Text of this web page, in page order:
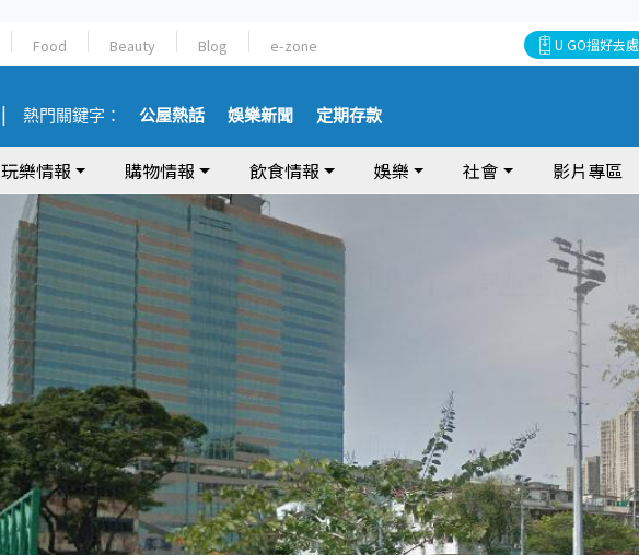
Food Beauty Blog e-zone U GO搵好去處
熱門關鍵字： 公屋熱話 娛樂新聞 定期存款
玩樂情報 購物情報 飲食情報 娛樂 社會 影片專區